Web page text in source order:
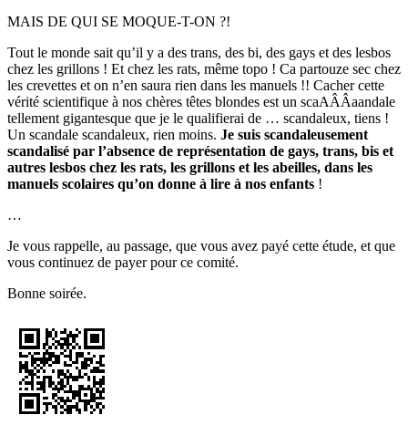
MAIS DE QUI SE MOQUE-T-ON ?!
Tout le monde sait qu’il y a des trans, des bi, des gays et des lesbos
chez les grillons ! Et chez les rats, même topo ! Ca partouze sec chez
les crevettes et on n’en saura rien dans les manuels !! Cacher cette
vérité scientifique à nos chères têtes blondes est un scaAÂÂaandale
tellement gigantesque que je le qualifierai de … scandaleux, tiens !
Un scandale scandaleux, rien moins. Je suis scandaleusement
scandalisé par l’absence de représentation de gays, trans, bis et
autres lesbos chez les rats, les grillons et les abeilles, dans les
manuels scolaires qu’on donne à lire à nos enfants !
…
Je vous rappelle, au passage, que vous avez payé cette étude, et que
vous continuez de payer pour ce comité.
Bonne soirée.